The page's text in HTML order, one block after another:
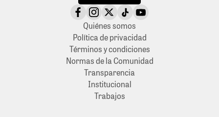
Quiénes somos
Política de privacidad
Términos y condiciones
Normas de la Comunidad
Transparencia
Institucional
Trabajos